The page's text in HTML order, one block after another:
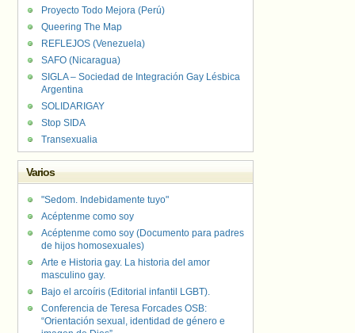
Proyecto Todo Mejora (Perú)
Queering The Map
REFLEJOS (Venezuela)
SAFO (Nicaragua)
SIGLA – Sociedad de Integración Gay Lésbica
Argentina
SOLIDARIGAY
Stop SIDA
Transexualia
Varios
"Sedom. Indebidamente tuyo"
Acéptenme como soy
Acéptenme como soy (Documento para padres
de hijos homosexuales)
Arte e Historia gay. La historia del amor
masculino gay.
Bajo el arcoíris (Editorial infantil LGBT).
Conferencia de Teresa Forcades OSB:
“Orientación sexual, identidad de género e